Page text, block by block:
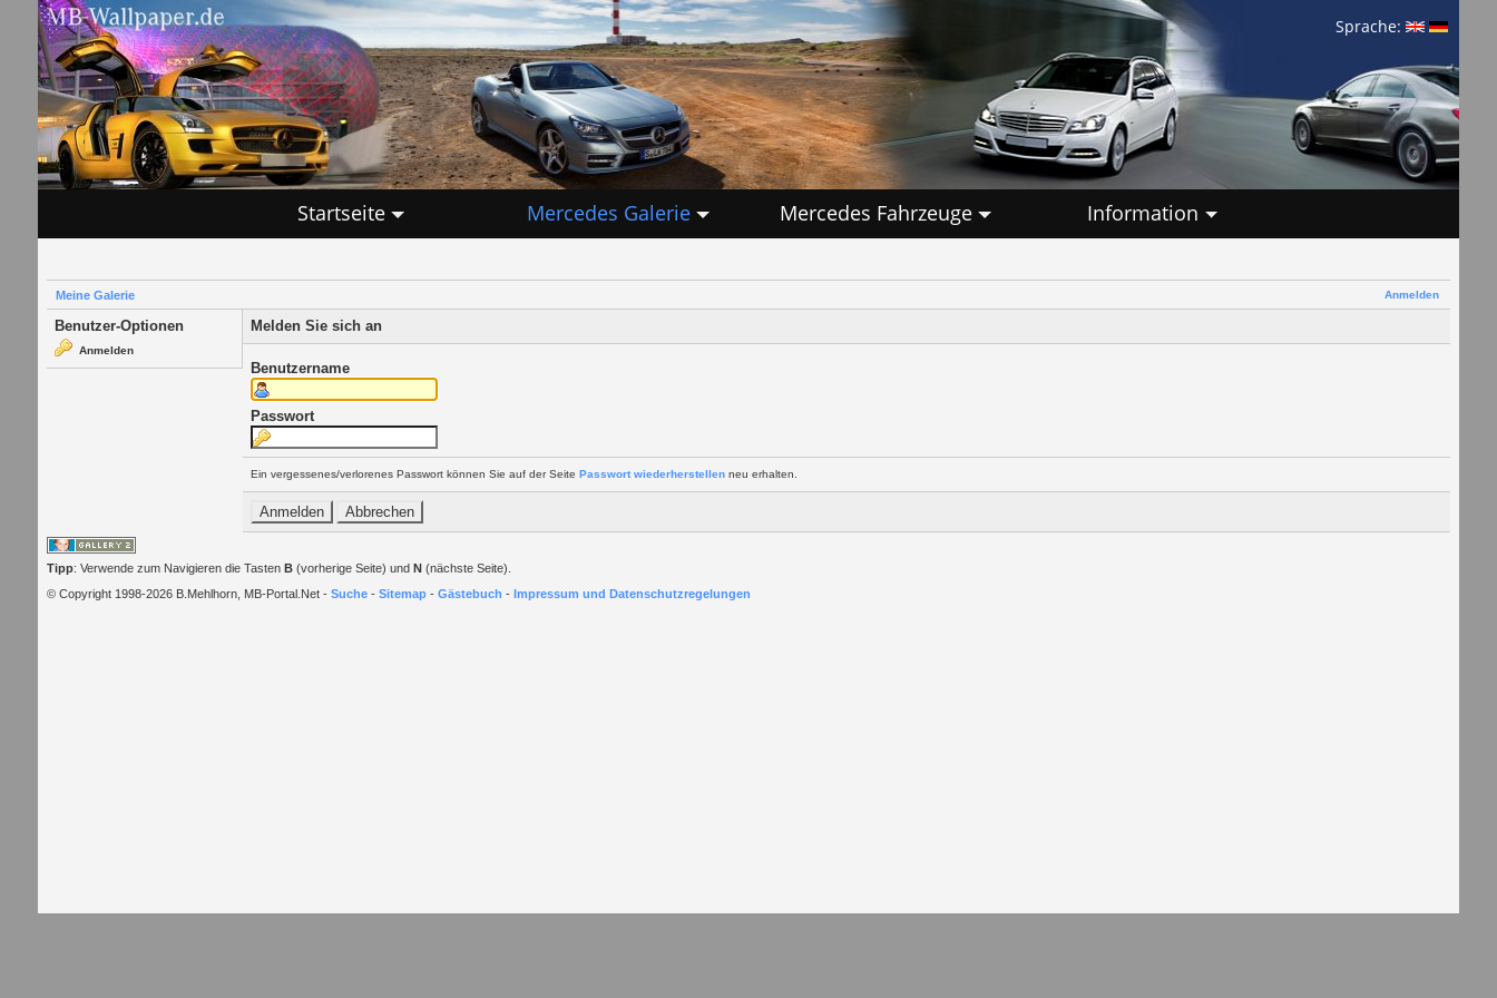
Sprache:
Startseite Mercedes Galerie Mercedes Fahrzeuge Information
Anmelden
Meine Galerie
Benutzer-Optionen
Anmelden
Melden Sie sich an
Benutzername
Passwort
Ein vergessenes/verlorenes Passwort können Sie auf der Seite Passwort wiederherstellenneu erhalten.
Tipp: Verwende zum Navigieren die Tasten B(vorherige Seite) und N(nächste Seite).
© Copyright 1998-2026 B.Mehlhorn, MB-Portal.Net - Suche- Sitemap- Gästebuch - Impressum und Datenschutzregelungen